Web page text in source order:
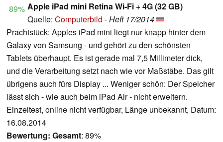
89% Apple iPad mini Retina Wi-Fi + 4G (32 GB)
Quelle: Computerbild -Heft 17/2014
Prachtstück: Apples iPad mini liegt nur knapp hinter dem
Galaxy von Samsung - und gehört zu den schönsten
Tablets überhaupt. Es ist gerade mal 7,5 Millimeter dick,
und die Verarbeitung setzt nach wie vor Maßstäbe. Das gilt
übrigens auch fürs Display ... Weniger schön: Der Speicher
lässt sich - wie auch beim iPad Air - nicht erweitern.
Einzeltest, online nicht verfügbar, Länge unbekannt, Datum:
16.08.2014
Bewertung: Gesamt: 89%